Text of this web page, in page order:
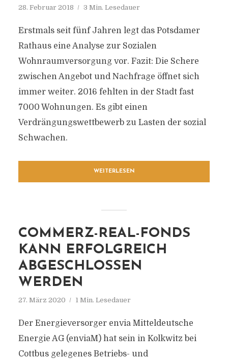
28. Februar 2018 3 Min. Lesedauer
Erstmals seit fünf Jahren legt das Potsdamer
Rathaus eine Analyse zur Sozialen
Wohnraumversorgung vor. Fazit: Die Schere
zwischen Angebot und Nachfrage öffnet sich
immer weiter. 2016 fehlten in der Stadt fast
7000 Wohnungen. Es gibt einen
Verdrängungswettbewerb zu Lasten der sozial
Schwachen.
WEITERLESEN
COMMERZ-REAL-FONDS
KANN ERFOLGREICH
ABGESCHLOSSEN
WERDEN
27. März 2020 1 Min. Lesedauer
Der Energieversorger envia Mitteldeutsche
Energie AG (enviaM) hat sein in Kolkwitz bei
Cottbus gelegenes Betriebs- und